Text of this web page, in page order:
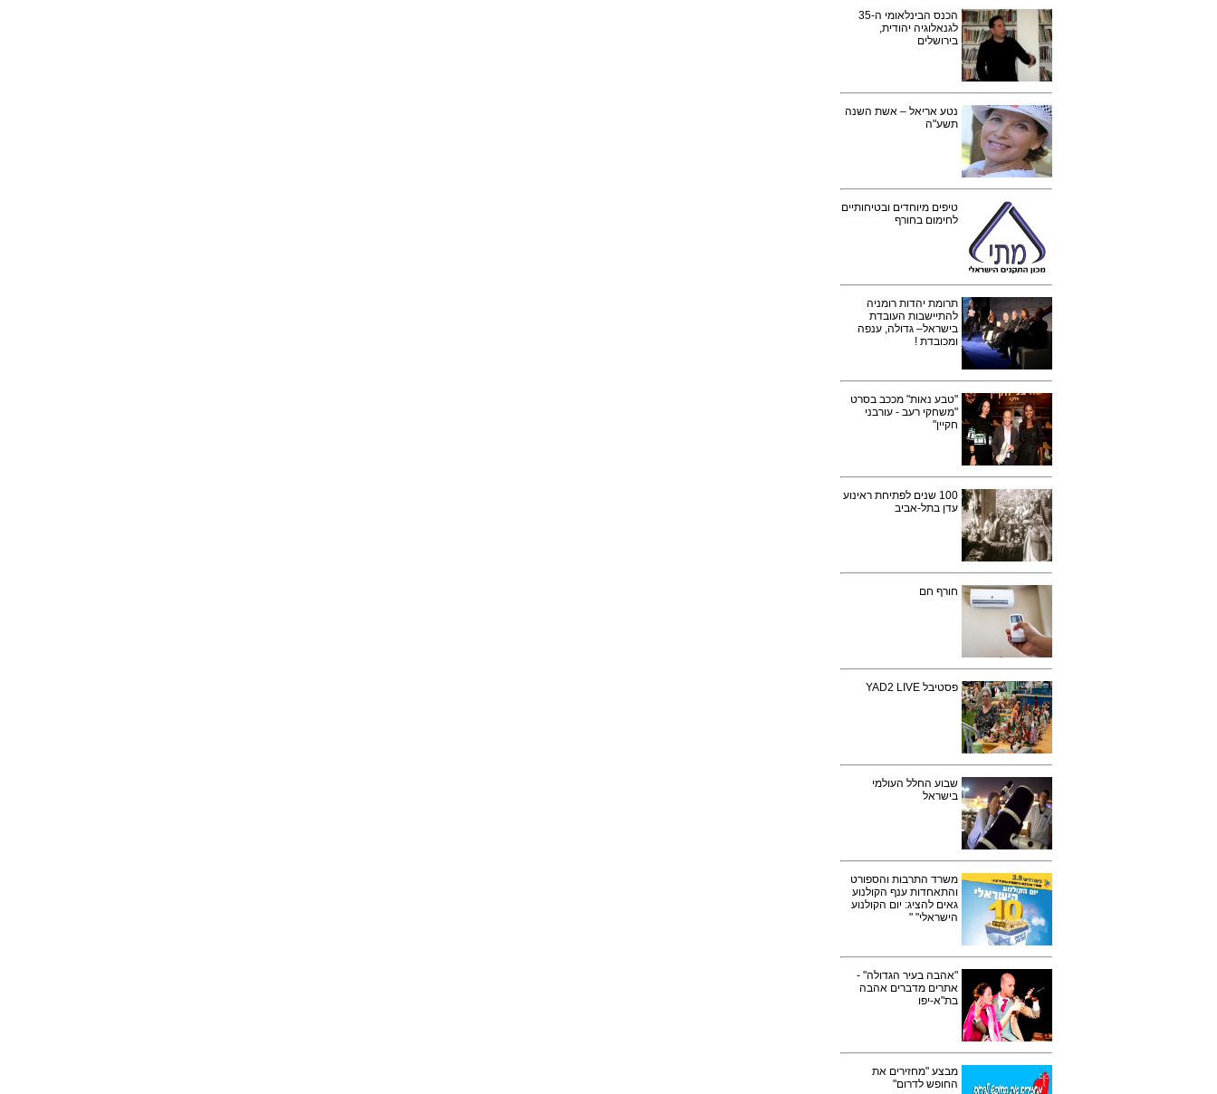
הכנס הבינלאומי ה-35
לגנאלוגיה יהודית,
בירושלים
נטע אריאל – אשת השנה
תשע"ה
טיפים מיוחדים ובטיחותיים
לחימום בחורף
תרומת יהדות רומניה
להתיישבות העובדת
בישראל– גדולה, ענפה
ומכובדת !
"טבע נאות" מככב בסרט
"משחקי רעב - עורבני
חקיין"
100 שנים לפתיחת ראינוע
עדן בתל-אביב
חורף חם
פסטיבל YAD2 LIVE
שבוע החלל העולמי
בישראל
משרד התרבות והספורט
והתאחדות ענף הקולנוע
גאים להציג: יום הקולנוע
הישראלי" "
"אהבה בעיר הגדולה" -
אתרים מדברים אהבה
בת"א-יפו
מבצע "מחזירים את
החופש לדרום"